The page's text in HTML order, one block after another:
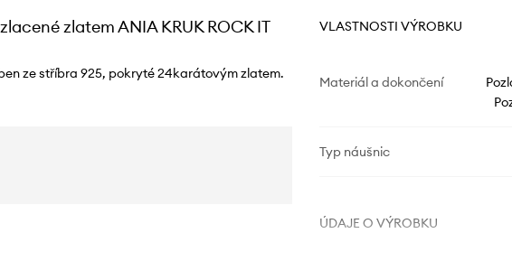
zlatem ANIA KRUK ROCK IT
ze stříbra 925, pokryté 24karátovým zlatem.
VLASTNOSTI VÝROBKU
Materiál a dokončení
Typ náušnic
ÚDAJE O VÝROBKU